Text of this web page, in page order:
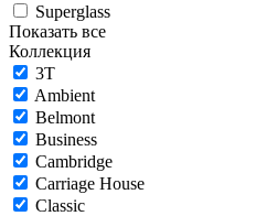
Superglass
Показать все
Коллекция
3T
Ambient
Belmont
Business
Cambridge
Carriage House
Classic